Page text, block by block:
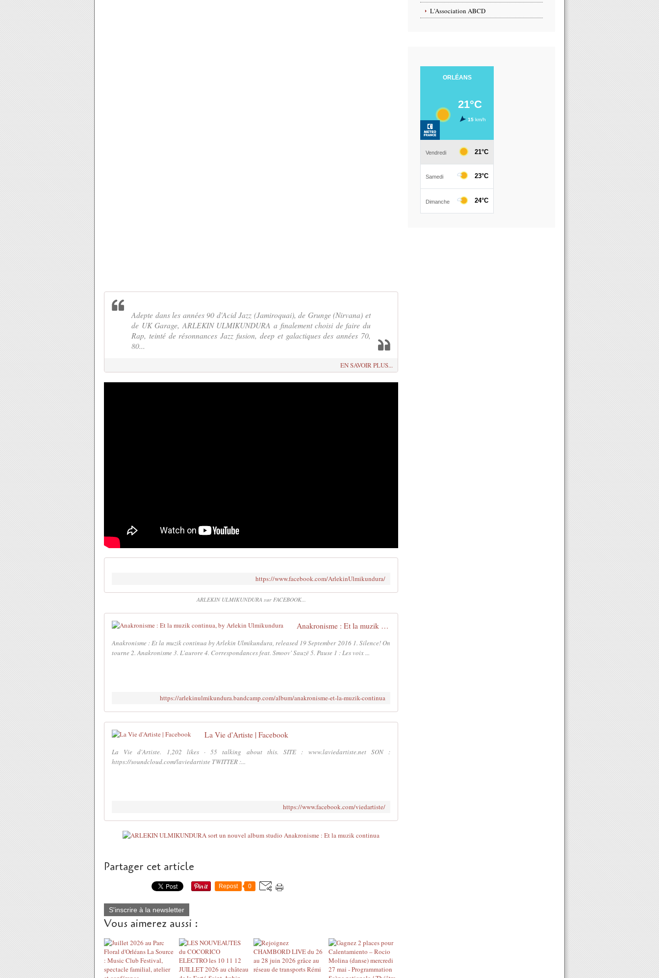
Adepte dans les années 90 d'Acid Jazz (Jamiroquai), de Grunge (Nirvana) et
de UK Garage, ARLEKIN ULMIKUNDURA a finalement choisi de faire du
Rap, teinté de résonnances Jazz fusion, deep et galactiques des années 70,
80...
EN SAVOIR PLUS...
https://www.facebook.com/ArlekinUlmikundura/
ARLEKIN ULMIKUNDURA sur FACEBOOK...
Anakronisme : Et la muzik continua, by Arlekin Ulmikundura
Anakronisme : Et la muzik continua by Arlekin Ulmikundura, released 19 September 2016 1. Silence! On
tourne 2. Anakronisme 3. L'aurore 4. Correspondances feat. Smoov' Sauzë 5. Pause 1 : Les voix ...
https://arlekinulmikundura.bandcamp.com/album/anakronisme-et-la-muzik-continua
La Vie d'Artiste | Facebook
La Vie d'Artiste. 1,202 likes · 55 talking about this. SITE : www.laviedartiste.net SON :
https://soundcloud.com/laviedartiste TWITTER :...
https://www.facebook.com/viedartiste/
Partager cet article
Repost 0
S'inscrire à la newsletter
Vous aimerez aussi :
L'Association ABCD